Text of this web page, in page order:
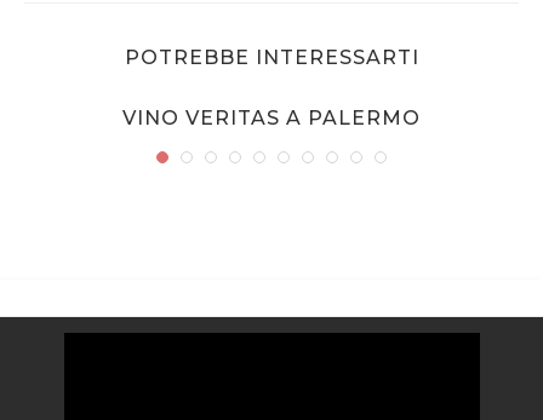
POTREBBE INTERESSARTI
VINO VERITAS A PALERMO